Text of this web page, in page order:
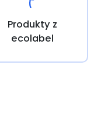
Produkty z
ecolabel